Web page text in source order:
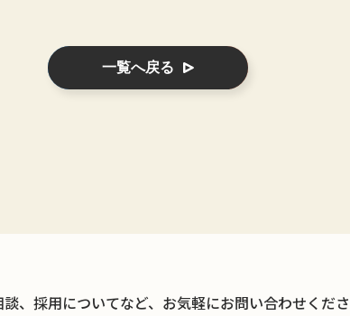
一覧へ戻る
、採用についてなど、お気軽にお問い合わせくだ